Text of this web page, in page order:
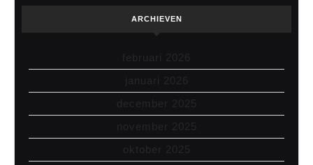
ARCHIEVEN
februari 2026
januari 2026
december 2025
november 2025
oktober 2025